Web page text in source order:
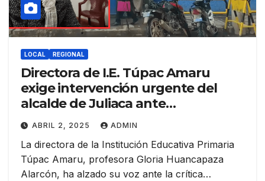
LOCAL REGIONAL
Directora de I.E. Túpac Amaru
exige intervención urgente del
alcalde de Juliaca ante
inundaciones recurrentes
ABRIL 2, 2025 ADMIN
La directora de la Institución Educativa Primaria
Túpac Amaru, profesora Gloria Huancapaza
Alarcón, ha alzado su voz ante la crítica…